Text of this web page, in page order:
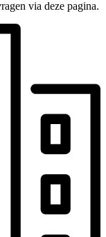
via deze pagina.